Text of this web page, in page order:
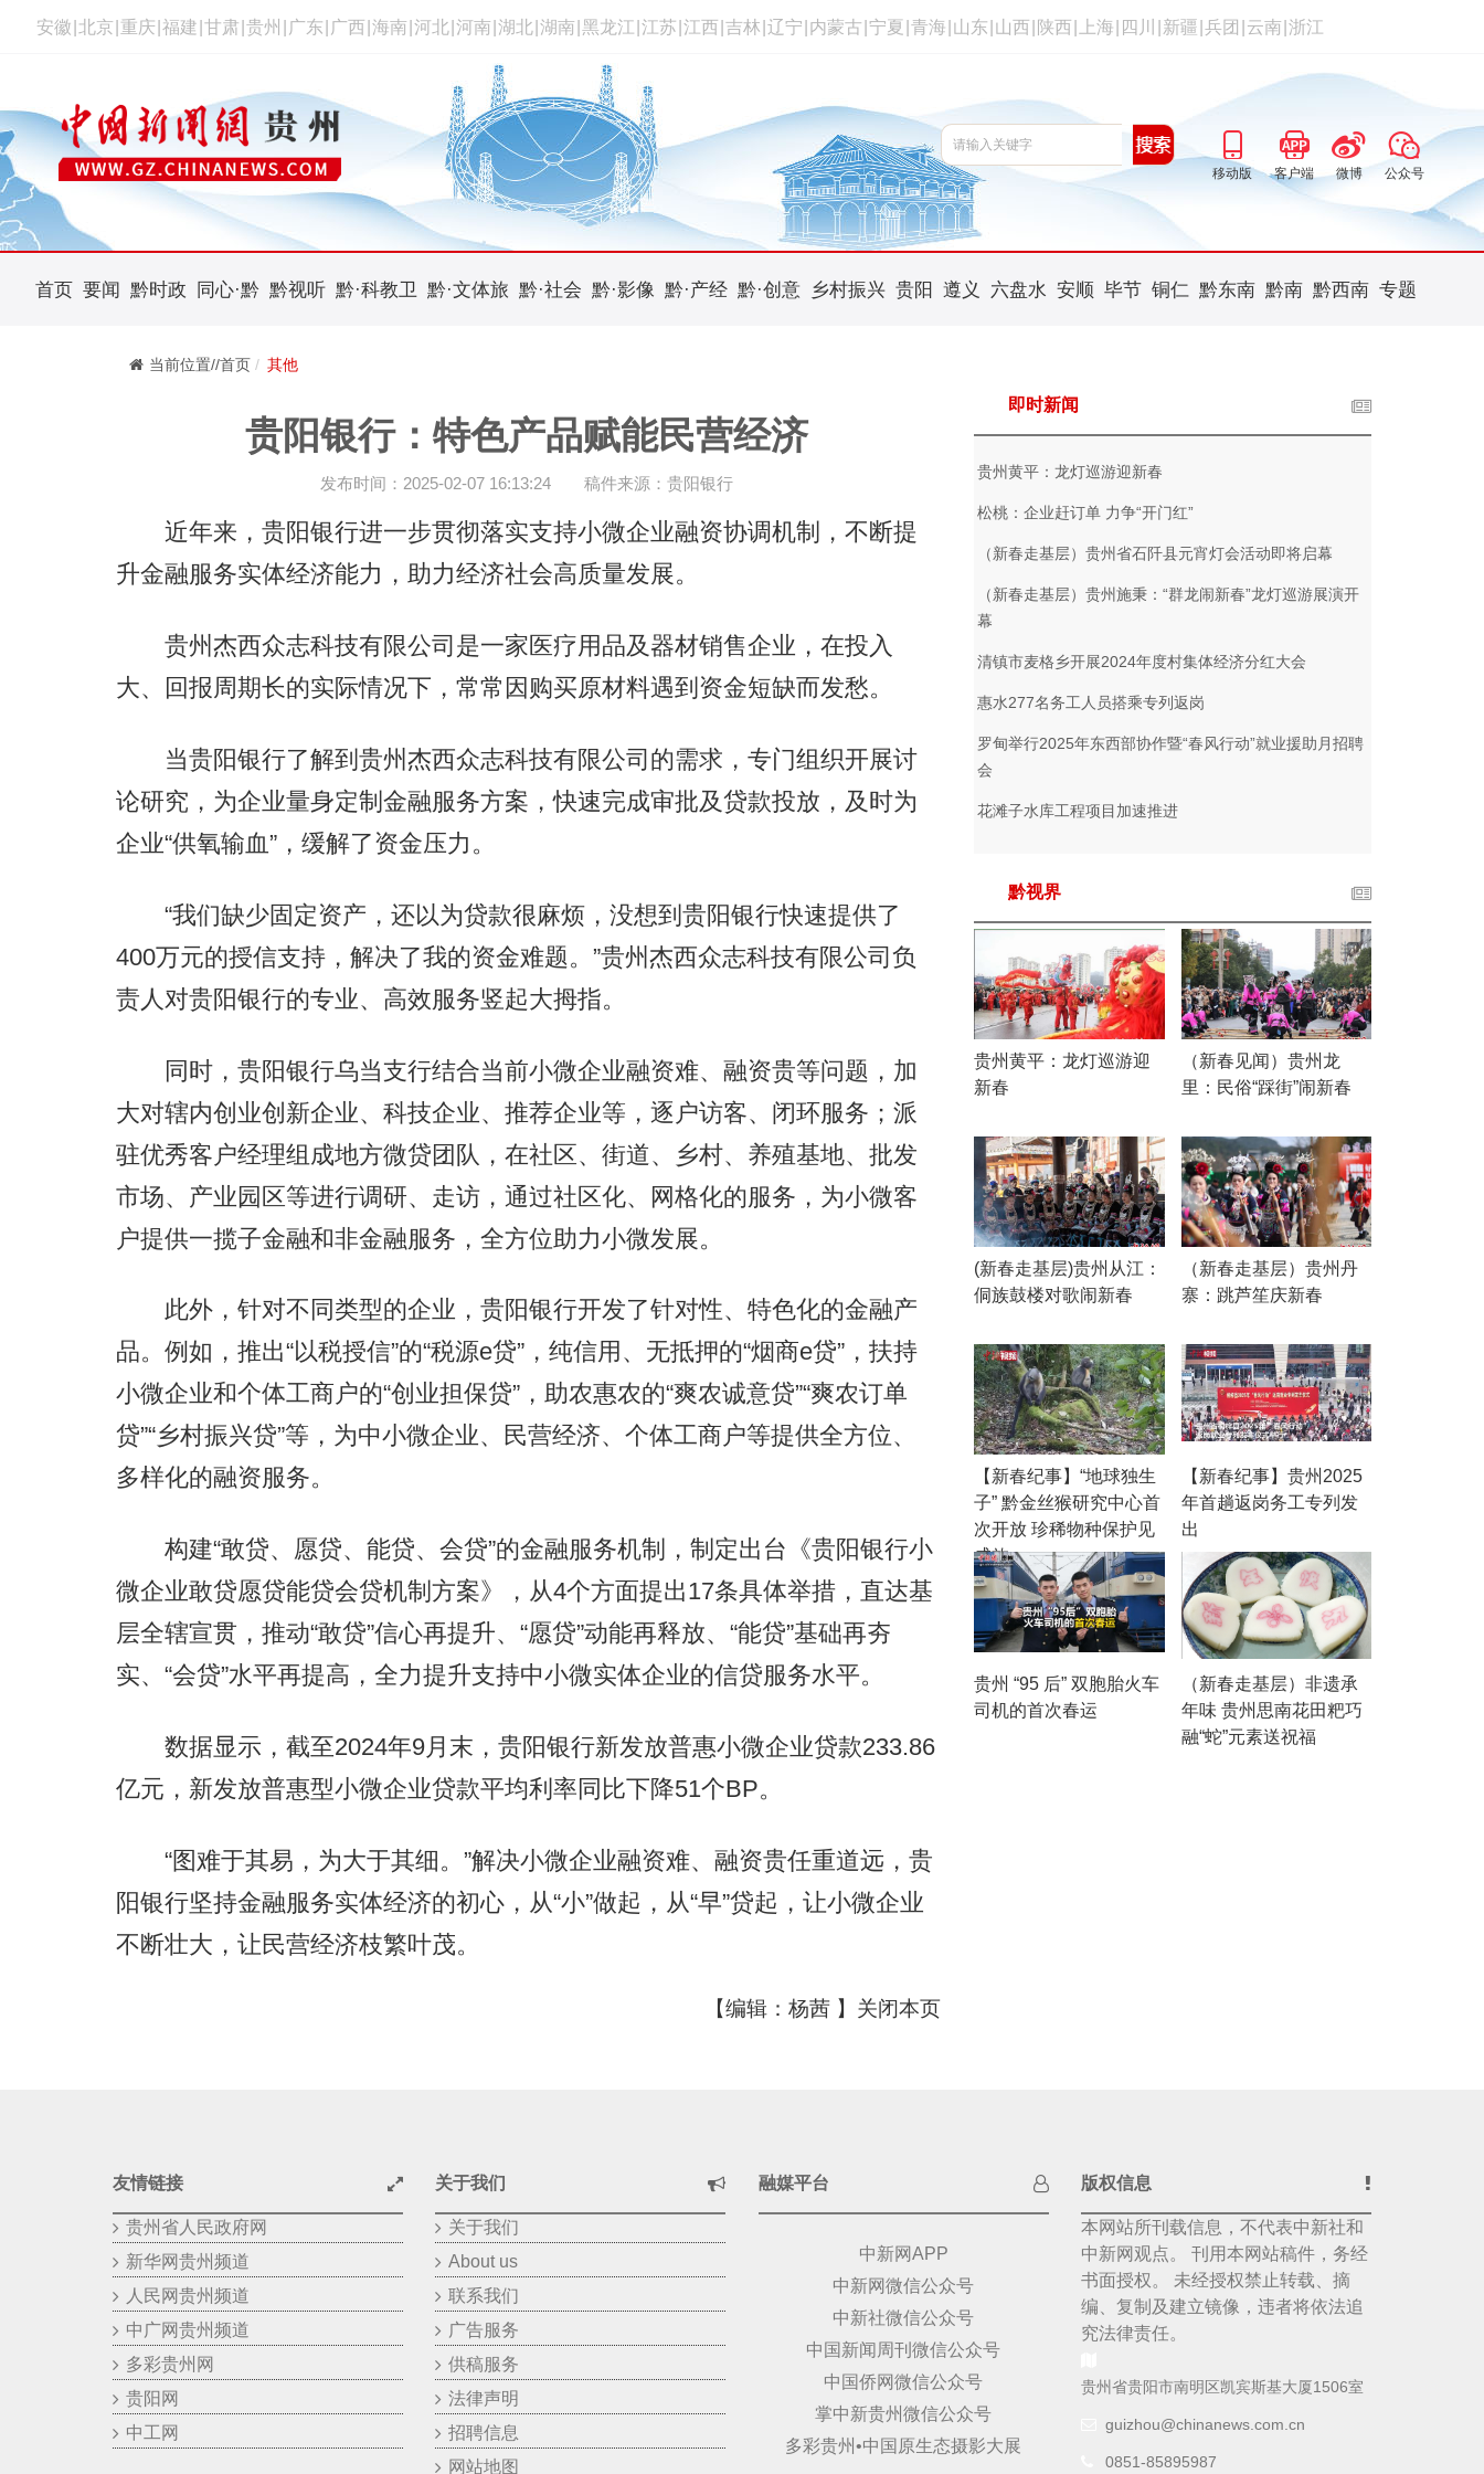
安徽 北京 重庆 福建 甘肃 贵州 广东 广西 海南 河北 河南 湖北 湖南 黑龙江 江苏 江西 吉林 辽宁 内蒙古 宁夏 青海 山东 山西 陕西 上海 四川 新疆 兵团 云南 浙江
移动版 客户端 微博 公众号
首页 要闻 黔时政 同心·黔 黔视听 黔·科教卫 黔·文体旅 黔·社会 黔·影像 黔·产经 黔·创意 乡村振兴 贵阳 遵义 六盘水 安顺 毕节 铜仁 黔东南 黔南 黔西南 专题
当前位置//首页 其他
贵阳银行：特色产品赋能民营经济
发布时间：2025-02-07 16:13:24 稿件来源：贵阳银行
近年来，贵阳银行进一步贯彻落实支持小微企业融资协调机制，不断提
升金融服务实体经济能力，助力经济社会高质量发展。
贵州杰西众志科技有限公司是一家医疗用品及器材销售企业，在投入
大、回报周期长的实际情况下，常常因购买原材料遇到资金短缺而发愁。
当贵阳银行了解到贵州杰西众志科技有限公司的需求，专门组织开展讨
论研究，为企业量身定制金融服务方案，快速完成审批及贷款投放，及时为
企业“供氧输血”，缓解了资金压力。
“我们缺少固定资产，还以为贷款很麻烦，没想到贵阳银行快速提供了
400万元的授信支持，解决了我的资金难题。”贵州杰西众志科技有限公司负
责人对贵阳银行的专业、高效服务竖起大拇指。
同时，贵阳银行乌当支行结合当前小微企业融资难、融资贵等问题，加
大对辖内创业创新企业、科技企业、推荐企业等，逐户访客、闭环服务；派
驻优秀客户经理组成地方微贷团队，在社区、街道、乡村、养殖基地、批发
市场、产业园区等进行调研、走访，通过社区化、网格化的服务，为小微客
户提供一揽子金融和非金融服务，全方位助力小微发展。
此外，针对不同类型的企业，贵阳银行开发了针对性、特色化的金融产
品。例如，推出“以税授信”的“税源e贷”，纯信用、无抵押的“烟商e贷”，扶持
小微企业和个体工商户的“创业担保贷”，助农惠农的“爽农诚意贷”“爽农订单
贷”“乡村振兴贷”等，为中小微企业、民营经济、个体工商户等提供全方位、
多样化的融资服务。
构建“敢贷、愿贷、能贷、会贷”的金融服务机制，制定出台《贵阳银行小
微企业敢贷愿贷能贷会贷机制方案》，从4个方面提出17条具体举措，直达基
层全辖宣贯，推动“敢贷”信心再提升、“愿贷”动能再释放、“能贷”基础再夯
实、“会贷”水平再提高，全力提升支持中小微实体企业的信贷服务水平。
数据显示，截至2024年9月末，贵阳银行新发放普惠小微企业贷款233.86
亿元，新发放普惠型小微企业贷款平均利率同比下降51个BP。
“图难于其易，为大于其细。”解决小微企业融资难、融资贵任重道远，贵
阳银行坚持金融服务实体经济的初心，从“小”做起，从“早”贷起，让小微企业
不断壮大，让民营经济枝繁叶茂。
【编辑：杨茜 】 关闭本页
即时新闻
贵州黄平：龙灯巡游迎新春
松桃：企业赶订单 力争“开门红”
（新春走基层）贵州省石阡县元宵灯会活动即将启幕
（新春走基层）贵州施秉：“群龙闹新春”龙灯巡游展演开
幕
清镇市麦格乡开展2024年度村集体经济分红大会
惠水277名务工人员搭乘专列返岗
罗甸举行2025年东西部协作暨“春风行动”就业援助月招聘
会
花滩子水库工程项目加速推进
黔视界
贵州黄平：龙灯巡游迎
新春
（新春见闻）贵州龙
里：民俗“踩街”闹新春
(新春走基层)贵州从江：
侗族鼓楼对歌闹新春
（新春走基层）贵州丹
寨：跳芦笙庆新春
【新春纪事】“地球独生
子” 黔金丝猴研究中心首
次开放 珍稀物种保护见
成效
【新春纪事】贵州2025
年首趟返岗务工专列发
出
贵州 “95 后” 双胞胎火车
司机的首次春运
（新春走基层）非遗承
年味 贵州思南花田粑巧
融“蛇”元素送祝福
友情链接
贵州省人民政府网
新华网贵州频道
人民网贵州频道
中广网贵州频道
多彩贵州网
贵阳网
中工网
关于我们
关于我们
About us
联系我们
广告服务
供稿服务
法律声明
招聘信息
网站地图
融媒平台
中新网APP
中新网微信公众号
中新社微信公众号
中国新闻周刊微信公众号
中国侨网微信公众号
掌中新贵州微信公众号
多彩贵州•中国原生态摄影大展
版权信息
本网站所刊载信息，不代表中新社和
中新网观点。 刊用本网站稿件，务经
书面授权。 未经授权禁止转载、摘
编、复制及建立镜像，违者将依法追
究法律责任。
贵州省贵阳市南明区凯宾斯基大厦1506室
guizhou@chinanews.com.cn
0851-85895987